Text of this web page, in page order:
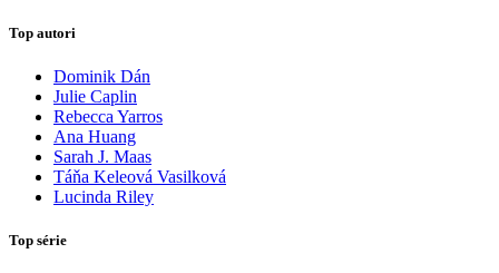
Top autori
Dominik Dán
Julie Caplin
Rebecca Yarros
Ana Huang
Sarah J. Maas
Táňa Keleová Vasilková
Lucinda Riley
Top série